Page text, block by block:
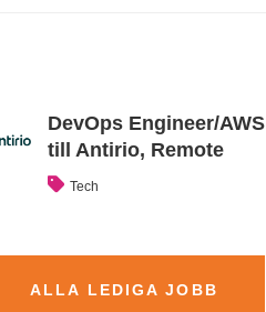
DevOps Engineer/AWS
till Antirio, Remote
Tech
ALLA LEDIGA JOBB